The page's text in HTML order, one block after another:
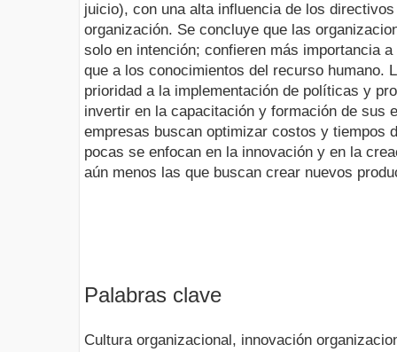
juicio), con una alta influencia de los
organización. Se concluye que las
solo en intención; confieren más importancia
que a los conocimientos del recurso humano.
prioridad a la implementación de políticas y
invertir en la capacitación y formación de sus
empresas buscan optimizar costos y tiempos
pocas se enfocan en la innovación y en la
aún menos las que buscan crear nuevos
Palabras clave
Cultura organizacional, innovación